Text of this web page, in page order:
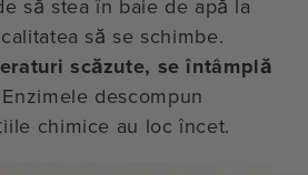
să stea în baie de apă la
să se schimbe.
scăzute, se întâmplă
Enzimele descompun
chimice au loc încet.